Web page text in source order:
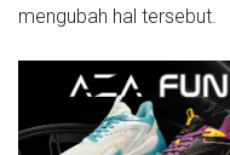
mengubah hal tersebut.